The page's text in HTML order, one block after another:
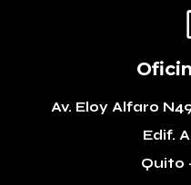
Av. Eloy Alfaro
Edif.
Quito